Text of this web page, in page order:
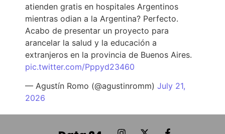
atienden gratis en hospitales Argentinos
mientras odian a la Argentina? Perfecto.
Acabo de presentar un proyecto para
arancelar la salud y la educación a
extranjeros en la provincia de Buenos Aires.
pic.twitter.com/Pppyd23460
— Agustín Romo (@agustinromm) July 21,
2026